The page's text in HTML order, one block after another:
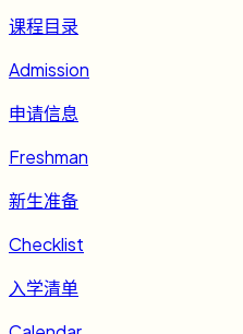
课程目录
Admission
申请信息
Freshman
新生准备
Checklist
入学清单